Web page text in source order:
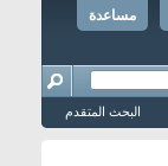
مساعدة
البحث المتقدم